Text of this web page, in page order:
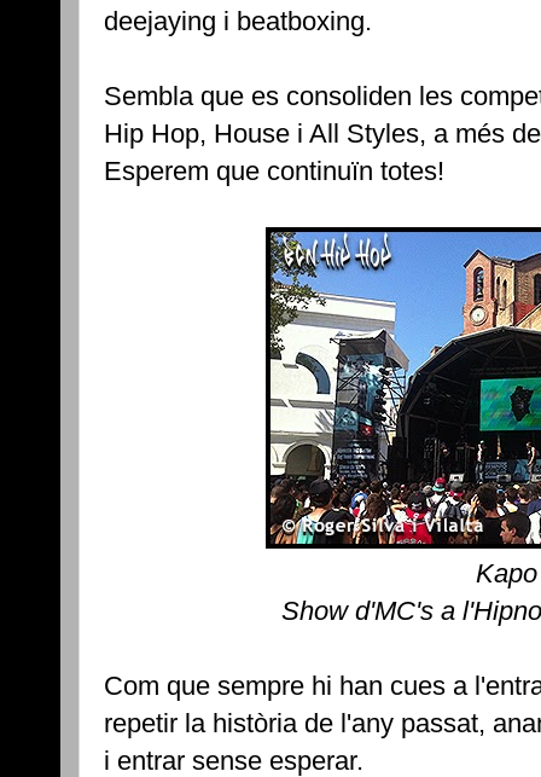
deejaying i beatboxing.
Sembla que es consoliden les
Hip Hop, House i All Styles, a més
Esperem que continuïn totes!
Kapo
Show d'MC's a
Com que sempre hi han cues a
repetir la història de l'any passat,
i entrar sense esperar.